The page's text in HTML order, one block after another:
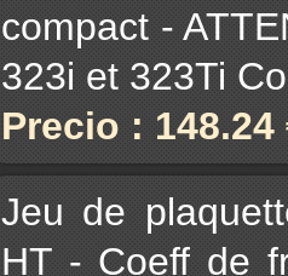
compact -
323i et 323Ti
Precio : 148.24
Jeu de
HT - Coeff de